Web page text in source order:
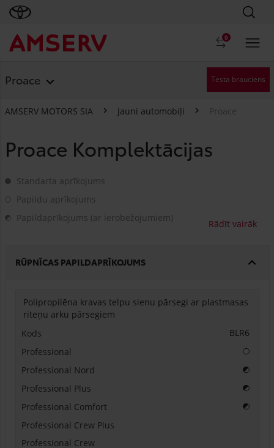
0
Proace Testa brauciens
AMSERV MOTORS SIA Jauni automobiļi Proace
Proace Komplektācijas
Standarta aprīkojums
Standarta aprīkojums
Papildu aprīkojums
Papildu aprīkojums
Papildaprīkojums (ar ierobežojumiem)
Papildaprīkojums (ar ierobežojumiem)
RŪPNĪCAS PAPILDAPRĪKOJUMS
Polipropilēna kravas telpu sienu pārsegi ar plastmasas
riteņu arku pārsegiem
BLR6